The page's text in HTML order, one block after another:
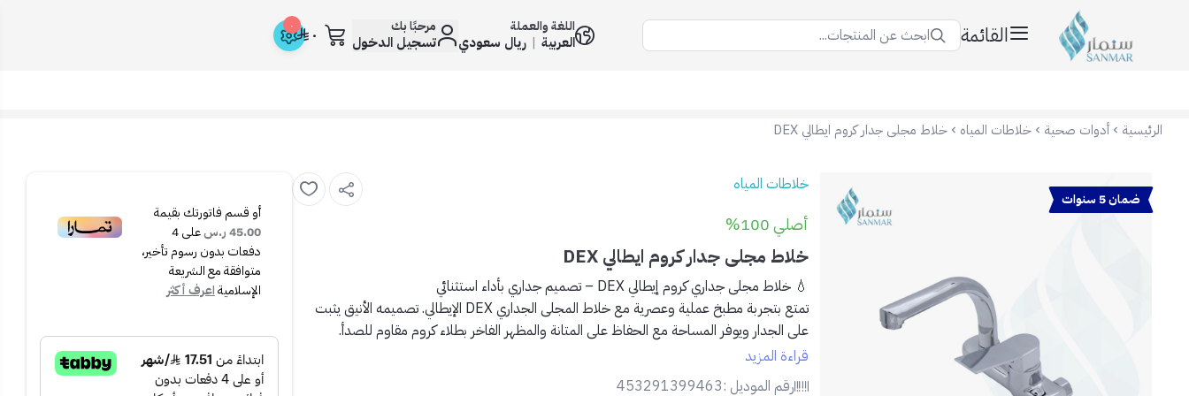
القائمة ابحث عن المنتجات... اللغة والعملة
العربية | ريال سعودي
مرحبًا بك
تسجيل الدخول
٠ ٠
الرئيسية أدوات صحية خلاطات المياه خلاط مجلى جدار كروم ايطالي DEX
ضمان 5 سنوات
خلاطات المياه
أصلي 100%
خلاط مجلى جدار كروم ايطالي DEX
💧 خلاط مجلى جداري كروم إيطالي DEX – تصميم جداري بأداء استثنائي
تمتع بتجربة مطبخ عملية وعصرية مع خلاط المجلى الجداري DEX الإيطالي. تصميمه الأنيق يثبت
على الجدار ويوفر المساحة مع الحفاظ على المتانة والمظهر الفاخر بطلاء كروم مقاوم للصدأ.
✅ المميزات:
قراءة المزيد
رقم الموديل :453291399463
أو قسم فاتورتك بقيمة
45.00 ر.س
على4
دفعات بدون رسوم تأخير،
متوافقة مع الشريعة
الإسلاميةاعرف أكثر